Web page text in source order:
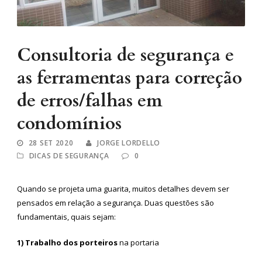
Consultoria de segurança e
as ferramentas para correção
de erros/falhas em
condomínios
28 SET 2020
JORGE LORDELLO
DICAS DE SEGURANÇA
0
Quando se projeta uma guarita, muitos detalhes devem ser
pensados em relação a segurança. Duas questões são
fundamentais, quais sejam:
1) Trabalho dos porteirosna portaria